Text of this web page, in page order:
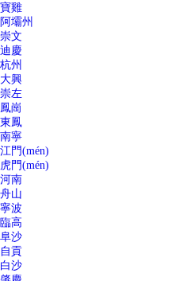
寶雞
阿壩州
崇文
迪慶
杭州
大興
崇左
鳳崗
東鳳
南寧
江門(mén)
虎門(mén)
河南
舟山
寧波
臨高
阜沙
自貢
白沙